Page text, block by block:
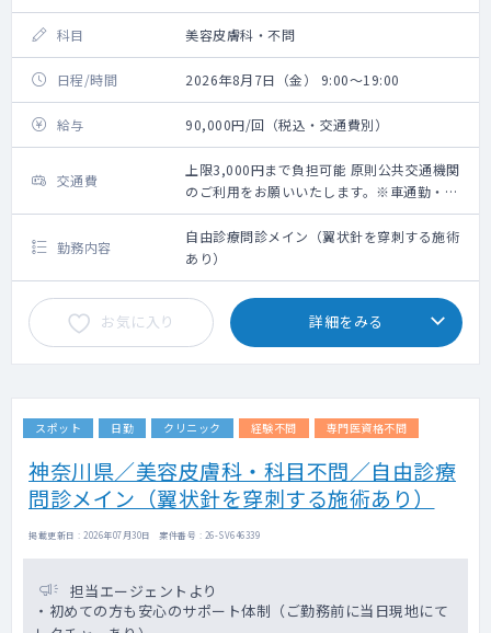
科目 美容皮膚科・不問
日程/時間 2026年8月7日（金） 9:00～19:00
給与 90,000円/回（税込・交通費別）
交通費
上限3,000円まで負担可能 原則公共交通機関
のご利用をお願いいたします。※車通勤・タ
クシー利用要相談
勤務内容
自由診療問診メイン（翼状針を穿刺する施術
あり）
お気に入り 詳細をみる
スポット 日勤 クリニック 経験不問 専門医資格不問
神奈川県／美容皮膚科・科目不問／自由診療
問診メイン（翼状針を穿刺する施術あり）
掲載更新日 : 2026年07月30日 案件番号 : 26-SV646339
担当エージェントより
・初めての方も安心のサポート体制（ご勤務前に当日現地にて